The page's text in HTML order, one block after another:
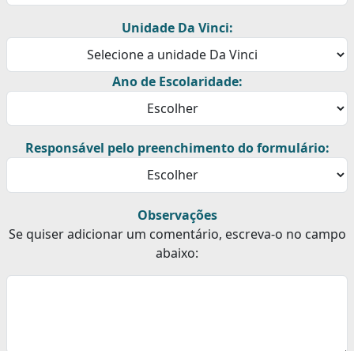
Unidade Da Vinci:
Ano de Escolaridade:
Responsável pelo preenchimento do formulário:
Observações
Se quiser adicionar um comentário, escreva-o no campo
abaixo: